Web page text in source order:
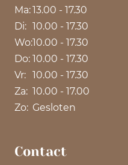
Contact
Ma:
Di:
Wo:
Do:
Vr:
Za:
Zo:
13.00 - 17.30
10.00 - 17.30
10.00 - 17.30
10.00 - 17.30
10.00 - 17.30
10.00 - 17.00
Gesloten